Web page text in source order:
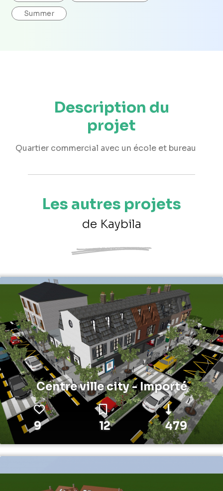
Summer
Description du
projet
Quartier commercial avec un école et bureau
Les autres projets
de Kaybila
Centre ville city - Importé
9 12 479